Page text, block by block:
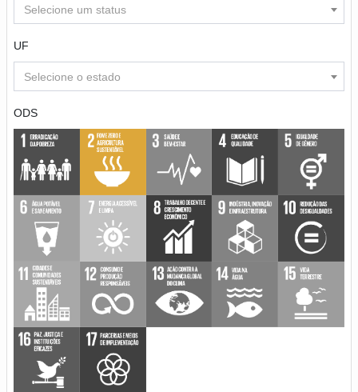
Selecione um status
UF
Selecione o estado
ODS